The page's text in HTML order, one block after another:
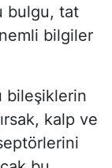
bulgu, tat
bilgiler
bileşiklerin
kalp ve